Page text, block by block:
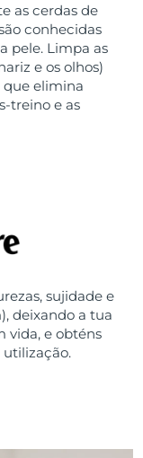
as cerdas de
conhecidas
pele. Limpa as
e os olhos)
elimina
treino e as
sujidade e
deixando a tua
vida, e obténs